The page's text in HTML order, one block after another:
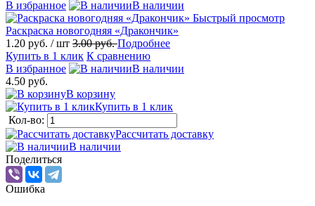
В избранное
В наличии
Быстрый просмотр
Раскраска новогодняя «Дракончик»
1.20 руб. / шт 3.00 руб.Подробнее
Купить в 1 клик К сравнению
В избранное
В наличии
4.50 руб.
В корзину
Купить в 1 клик
Кол-во:
Рассчитать доставку
В наличии
Поделиться
Ошибка